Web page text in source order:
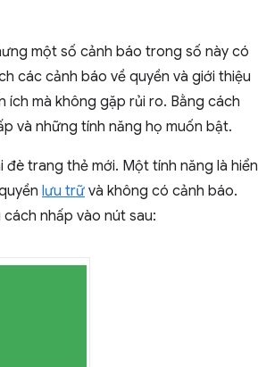
một số cảnh báo trong số này có
các cảnh báo về quyền và giới thiệu
mà không gặp rủi ro. Bằng cách
và những tính năng họ muốn bật.
đè trang thẻ mới. Một tính năng là hiển
lưu trữ và không có cảnh báo.
nhấp vào nút sau: